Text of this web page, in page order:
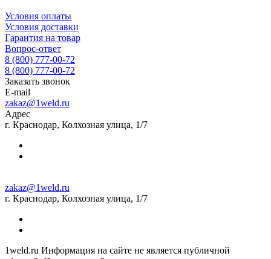
Условия оплаты
Условия доставки
Гарантия на товар
Вопрос-ответ
8 (800) 777-00-72
8 (800) 777-00-72
Заказать звонок
E-mail
zakaz@1weld.ru
Адрес
г. Краснодар, Колхозная улица, 1/7
zakaz@1weld.ru
г. Краснодар, Колхозная улица, 1/7
1weld.ru Информация на сайте не является публичной